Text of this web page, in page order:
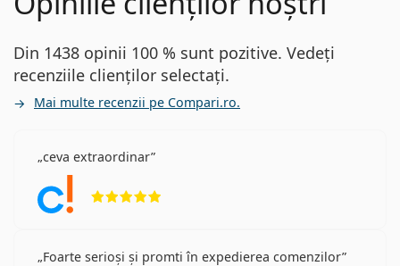
Din 1438 opinii 100 % sunt pozitive. Vedeți
recenziile clienților selectați.
Mai multe recenzii pe Compari.ro.
ceva extraordinar
Foarte serioși și promti în expedierea comenzilor